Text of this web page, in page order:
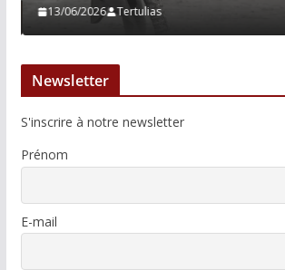
13/06/2026 Tertulias
Newsletter
S'inscrire à notre newsletter
Prénom
E-mail